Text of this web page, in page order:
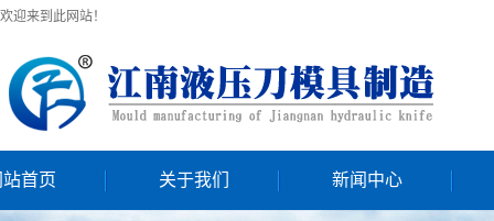
欢迎来到此网站！
首页 关于我们 新闻中心